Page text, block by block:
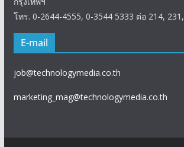
โทร. 0-2644-4555, 0-3544 5333 ต่อ 214,
E-mail
job@technologymedia.co.th
marketing_mag@technologymedia.co.th